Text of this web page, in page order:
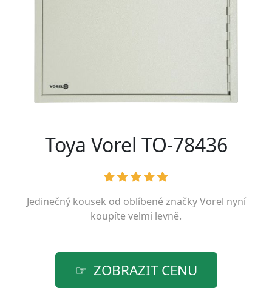
Toya Vorel TO-78436
Jedinečný kousek od oblíbené značkyVorel nyní
koupíte velmi levně.
ZOBRAZIT CENU